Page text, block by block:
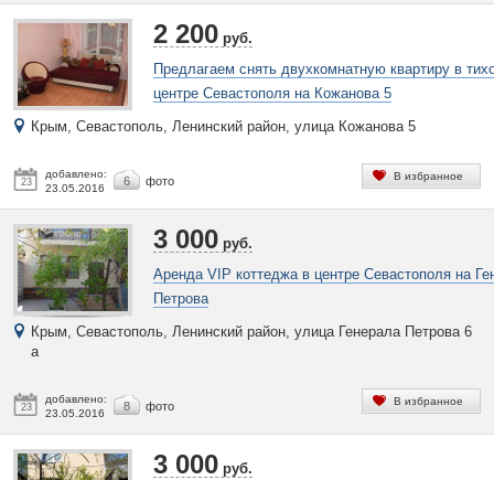
23
добавлено:
23.05.2016
6 фото
2 200 руб.
Предлагаем снять двухкомнатную квартиру в
центре Севастополя на Кожанова 5
Крым, Севастополь, Ленинский район, улица Кожанова 5
В избранное
23
добавлено:
23.05.2016
8 фото
3 000 руб.
Аренда VIP коттеджа в центре Севастополя на
Петрова
Крым, Севастополь, Ленинский район, улица Генерала Петрова 6
а
В избранное
3 000 руб.